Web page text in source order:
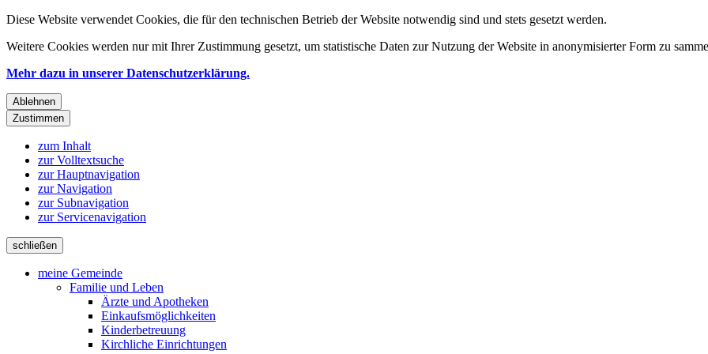
Diese Website verwendet Cookies, die für den technischen Betrieb der Website notwendig sind und stets gesetzt werden.
Weitere Cookies werden nur mit Ihrer Zustimmung gesetzt, um statistische Daten zur Nutzung der Website in anonymisierter Form zu
Mehr dazu in unserer Datenschutzerklärung.
Ablehnen
Zustimmen
zum Inhalt
zur Volltextsuche
zur Hauptnavigation
zur Navigation
zur Subnavigation
zur Servicenavigation
schließen
meine Gemeinde
Familie und Leben
Ärzte und Apotheken
Einkaufsmöglichkeiten
Kinderbetreuung
Kirchliche Einrichtungen